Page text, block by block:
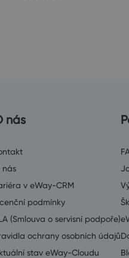
nás
nás
v eWay-CRM
podmínky
(Smlouva o servisní podpoře)
ochrany osobních údajů
stav eWay-Cloudu